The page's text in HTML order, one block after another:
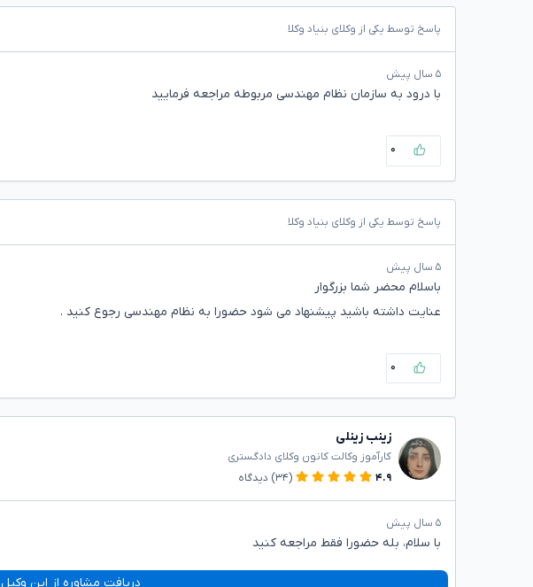
پاسخ توسط یکی از وکلای بنیاد وکلا
۵ سال پیش
با درود به سازمان نظام مهندسی مربوطه مراجعه فرمایید
۰
پاسخ توسط یکی از وکلای بنیاد وکلا
۵ سال پیش
باسلام محضر شما بزرگوار
عنایت داشته باشید پیشنهاد می شود حضورا به نظام مهندسی رجوع کنید .
۰
زینب زینلی
کارآموز وکالت کانون وکلای دادگستری
۴.۹
(۳۴) دیدگاه
۵ سال پیش
با سلام، بله حضورا فقط مراجعه کنید
دریافت مشاوره از این وکیل